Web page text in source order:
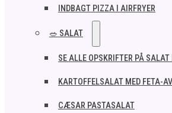
INDBAGT PIZZA I AIRFRYER
🥗 SALAT
SE ALLE OPSKRIFTER PÅ SALAT
KARTOFFELSALAT MED FETA-
CÆSAR PASTASALAT